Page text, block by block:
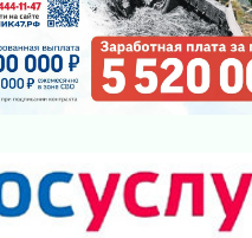
2026
компании
зарплаты почти на 40%
2026
2026
для детей и